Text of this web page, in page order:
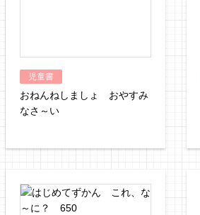
児童書
おねんねしましょ おやすみ
なさ～い